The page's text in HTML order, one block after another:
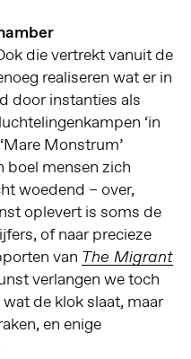
die vertrekt vanuit de
realiseren wat er in
door instanties als
‘in
Monstrum’
boel mensen zich
woedend – over,
oplevert is soms de
of naar precieze
van The Migrant
verlangen we toch
de klok slaat, maar
en enige